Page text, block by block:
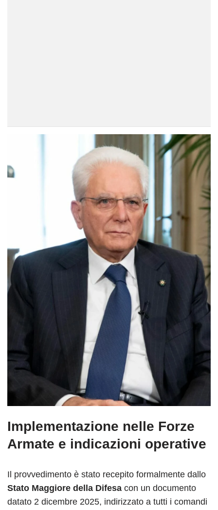
Implementazione nelle Forze
Armate e indicazioni operative
Il provvedimento è stato recepito formalmente dallo
Stato Maggiore della Difesa con un documento
datato 2 dicembre 2025, indirizzato a tutti i comandi